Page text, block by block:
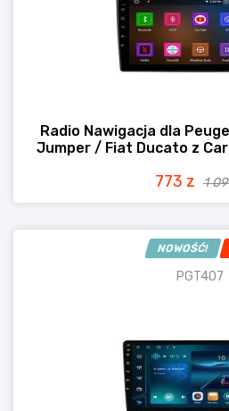
Radio Nawigacja dla
Jumper / Fiat Ducato z
773 z 1
NOWOŚĆ!
PGT407